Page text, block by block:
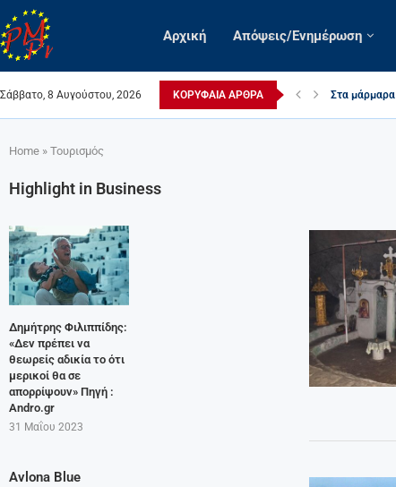
Αρχική Απόψεις/Ενημέρωση
Σάββατο, 8 Αυγούστου, 2026 ΚΟΡΥΦΑΊΑ ΆΡΘΡΑ Η αγαπώ
Home » Τουρισμός
Highlight in Business
Δημήτρης Φιλιππίδης:
«Δεν πρέπει να
θεωρείς αδικία το ότι
μερικοί θα σε
απορρίψουν» Πηγή :
Andro.gr
31 Μαΐου 2023
Avlona Blue